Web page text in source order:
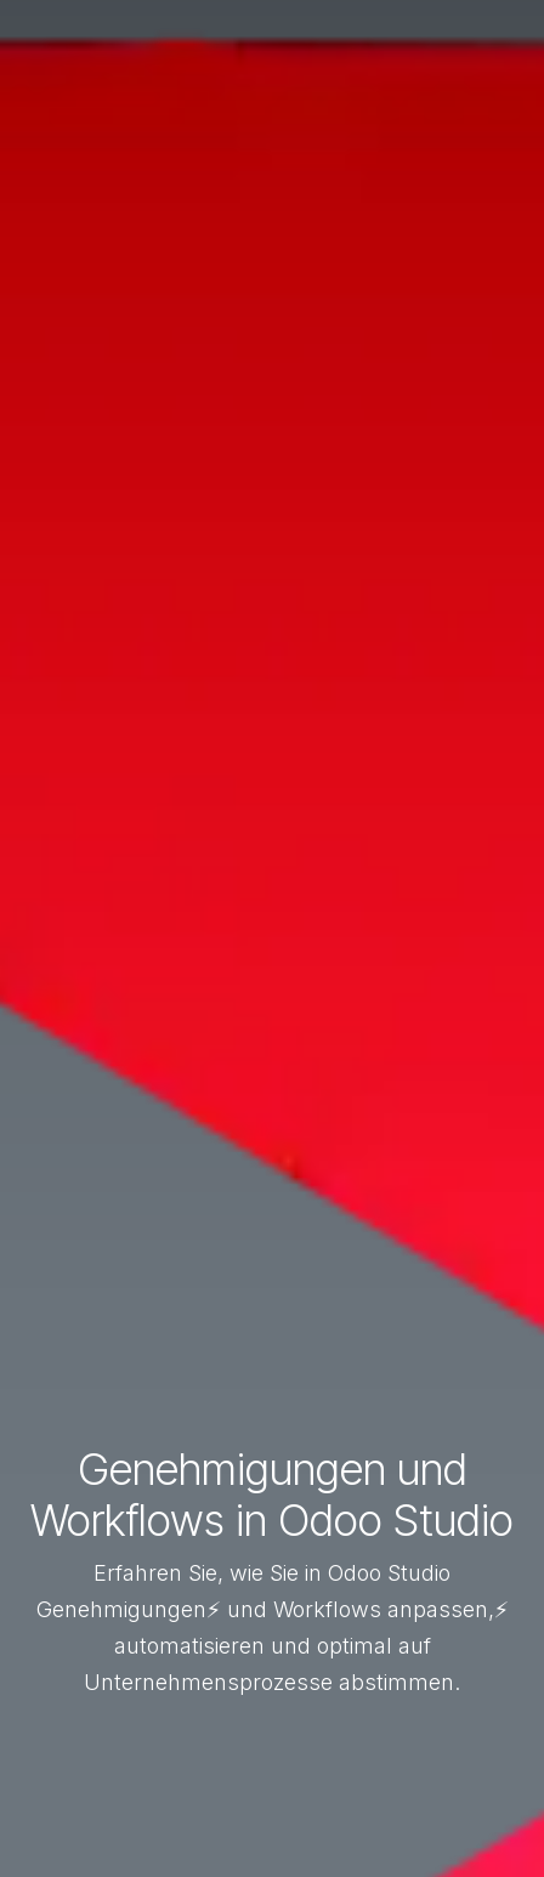
Genehmigungen und
Workflows in Odoo Studio
Erfahren Sie, wie Sie in Odoo Studio
Genehmigungen⚡ und Workflows anpassen,⚡
automatisieren und optimal auf
Unternehmensprozesse abstimmen.